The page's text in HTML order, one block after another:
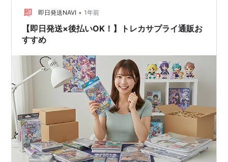
即日発送NAVI • 1年前
【即日発送×後払いOK！】トレカサプライ通販お
すすめ